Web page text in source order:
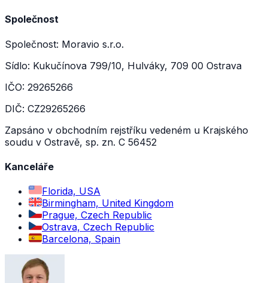
Společnost
Společnost: Moravio s.r.o.
Sídlo: Kukučínova 799/10, Hulváky, 709 00 Ostrava
IČO: 29265266
DIČ: CZ29265266
Zapsáno v obchodním rejstříku vedeném u Krajského
soudu v Ostravě, sp. zn. C 56452
Kanceláře
Florida, USA
Birmingham, United Kingdom
Prague, Czech Republic
Ostrava, Czech Republic
Barcelona, Spain